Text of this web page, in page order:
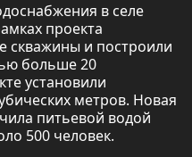
в селе
проекта
скважины и построили
больше 20
установили
метров. Новая
питьевой водой
500 человек.